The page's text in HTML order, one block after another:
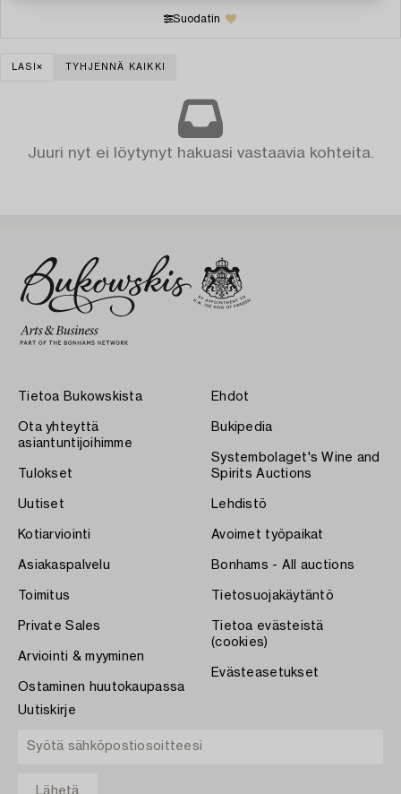
Suodatin
LASI TYHJENNÄ KAIKKI
Juuri nyt ei löytynyt hakuasi vastaavia kohteita.
Tietoa Bukowskista
Ota yhteyttä
asiantuntijoihimme
Tulokset
Uutiset
Kotiarviointi
Asiakaspalvelu
Toimitus
Private Sales
Arviointi & myyminen
Ostaminen huutokaupassa
Ehdot
Bukipedia
Systembolaget's Wine and
Spirits Auctions
Lehdistö
Avoimet työpaikat
Bonhams - All auctions
Tietosuojakäytäntö
Tietoa evästeistä
(cookies)
Evästeasetukset
Uutiskirje